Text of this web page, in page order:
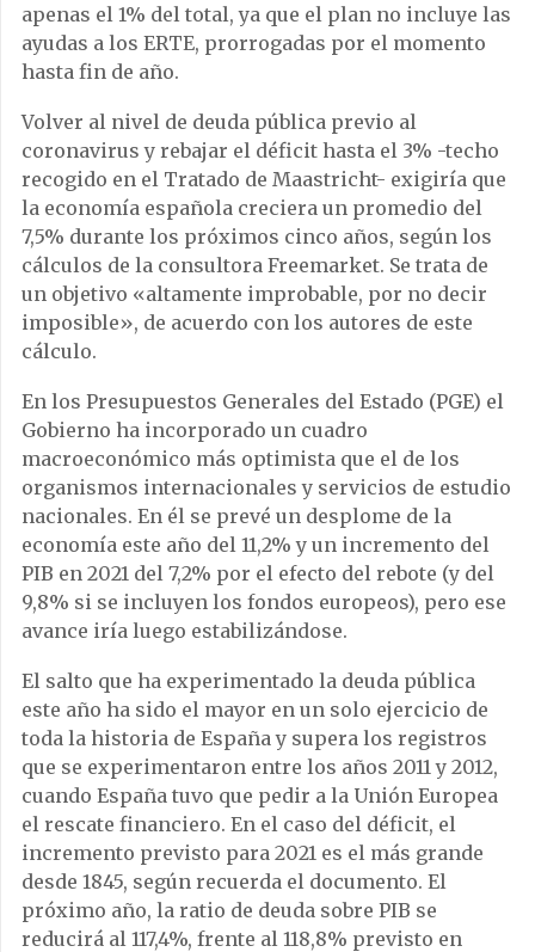
apenas el 1% del total, ya que el plan no incluye las
ayudas a los ERTE, prorrogadas por el momento
hasta fin de año.
Volver al nivel de deuda pública previo al
coronavirus y rebajar el déficit hasta el 3% -techo
recogido en el Tratado de Maastricht- exigiría que
la economía española creciera un promedio del
7,5% durante los próximos cinco años, según los
cálculos de la consultora Freemarket. Se trata de
un objetivo «altamente improbable, por no decir
imposible», de acuerdo con los autores de este
cálculo.
En los Presupuestos Generales del Estado (PGE) el
Gobierno ha incorporado un cuadro
macroeconómico más optimista que el de los
organismos internacionales y servicios de estudio
nacionales. En él se prevé un desplome de la
economía este año del 11,2% y un incremento del
PIB en 2021 del 7,2% por el efecto del rebote (y del
9,8% si se incluyen los fondos europeos), pero ese
avance iría luego estabilizándose.
El salto que ha experimentado la deuda pública
este año ha sido el mayor en un solo ejercicio de
toda la historia de España y supera los registros
que se experimentaron entre los años 2011 y 2012,
cuando España tuvo que pedir a la Unión Europea
el rescate financiero. En el caso del déficit, el
incremento previsto para 2021 es el más grande
desde 1845, según recuerda el documento. El
próximo año, la ratio de deuda sobre PIB se
reducirá al 117,4%, frente al 118,8% previsto en